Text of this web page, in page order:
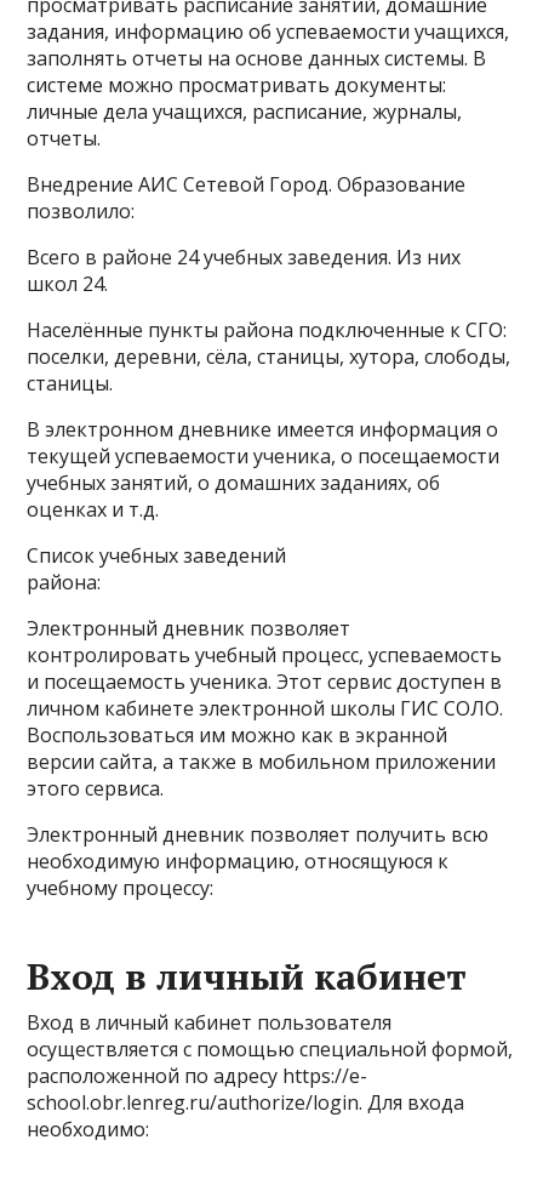
задания, информацию об успеваемости учащихся,
заполнять отчеты на основе данных системы. В
системе можно просматривать документы:
личные дела учащихся, расписание, журналы,
отчеты.
Внедрение АИС Сетевой Город. Образование
позволило:
Всего в районе 24 учебных заведения. Из них
школ 24.
Населённые пункты района подключенные к СГО:
поселки, деревни, сёла, станицы, хутора, слободы,
станицы.
В электронном дневнике имеется информация о
текущей успеваемости ученика, о посещаемости
учебных занятий, о домашних заданиях, об
оценках и т.д.
Список учебных заведений
района:
Электронный дневник позволяет
контролировать учебный процесс, успеваемость
и посещаемость ученика. Этот сервис доступен в
личном кабинете электронной школы ГИС СОЛО.
Воспользоваться им можно как в экранной
версии сайта, а также в мобильном приложении
этого сервиса.
Электронный дневник позволяет получить всю
необходимую информацию, относящуюся к
учебному процессу:
Вход в личный кабинет
Вход в личный кабинет пользователя
осуществляется с помощью специальной формой,
расположенной по адресу https://e-
school.obr.lenreg.ru/authorize/login. Для входа
необходимо: